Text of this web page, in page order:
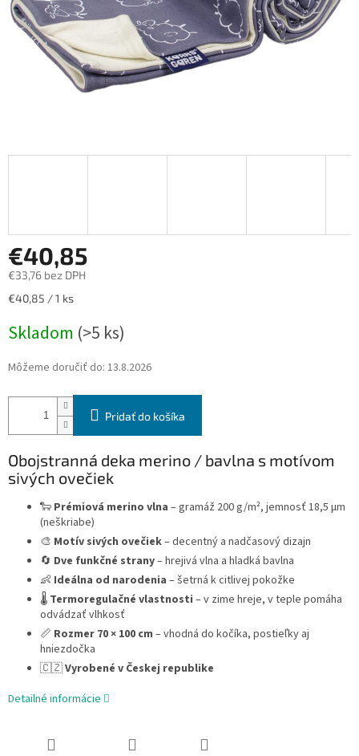
€40,85
€33,76 bez DPH
Jednotková
€40,85 / 1 ks
Skladom (>5 ks)
Môžeme doručiť do: 13.8.2026
Pridať do košíka
Obojstranná deka merino / bavlna s motívom
sivých ovečiek
🐑 Prémiová merino vlna – gramáž 200 g/m², jemnosť 18,5 µm
(neškriabe)
🎨 Motív sivých ovečiek– decentný a nadčasový dizajn
🔄 Dve funkčné strany– hrejivá vlna a hladká bavlna
👶 Ideálna od narodenia – šetrná k citlivej pokožke
🌡️ Termoregulačné vlastnosti – v zime hreje, v teple pomáha
odvádzať vlhkosť
📏 Rozmer 70 × 100 cm – vhodná do kočíka, postieľky aj
hniezdočka
🇨🇿Vyrobené v Českej republike
Detailné informácie